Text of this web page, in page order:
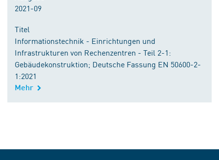
2021-09
Titel
Informationstechnik - Einrichtungen und
Infrastrukturen von Rechenzentren - Teil 2-1:
Gebäudekonstruktion; Deutsche Fassung EN 50600-2-
1:2021
Mehr